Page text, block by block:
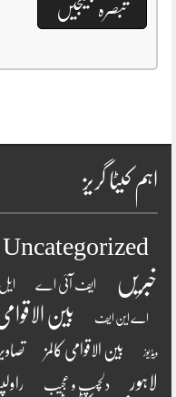
اہم کیٹا گریز
Uncategorized
خبریں
ایف آئی اے
اے این ایف بین
ویڈیوز بین الاقوامی کالمز
لاہور
دلچسپ و عجیب